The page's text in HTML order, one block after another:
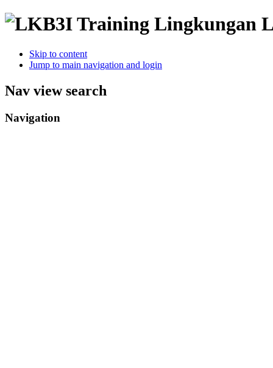
Training Lingkungan
Skip to content
Jump to main navigation and login
Nav view search
Navigation